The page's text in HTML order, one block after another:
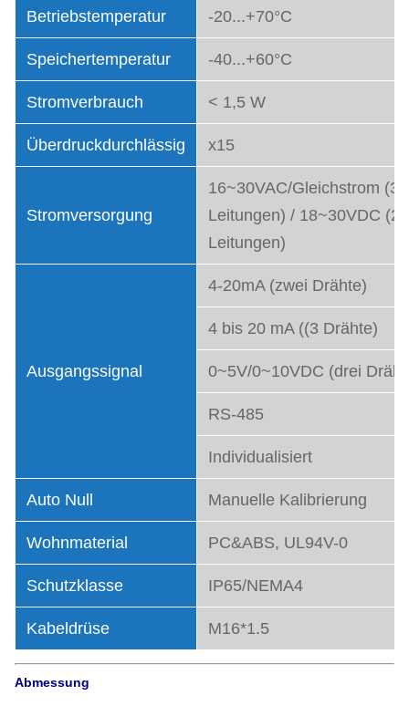
Betriebstemperatur -20...+70°C
Speichertemperatur -40...+60°C
Stromverbrauch < 1,5 W
Überdruckdurchlässig x15
Stromversorgung
16~30VAC/Gleichstrom (3
Leitungen) / 18~30VDC (2
Leitungen)
Ausgangssignal
4-20mA (zwei Drähte)
4 bis 20 mA ((3 Drähte)
0~5V/0~10VDC (drei
RS-485
Individualisiert
Auto Null Manuelle Kalibrierung
Wohnmaterial PC&ABS, UL94V-0
Schutzklasse IP65/NEMA4
Kabeldrüse M16*1.5
Abmessung